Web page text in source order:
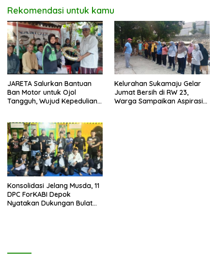
Rekomendasi untuk kamu
JARETA Salurkan Bantuan
Ban Motor untuk Ojol
Tangguh, Wujud Kepedulian
Kelurahan Sukamaju Gelar
Jumat Bersih di RW 23,
Warga Sampaikan Aspirasi
Konsolidasi Jelang Musda, 11
DPC ForKABI Depok
Nyatakan Dukungan Bulat